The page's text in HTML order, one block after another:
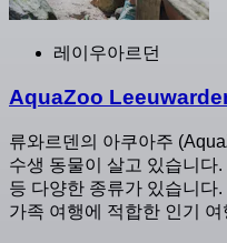
레이우아르던
AquaZoo
류와르덴의 아쿠아주
수생 동물이 살고 있습니다
등 다양한 종류가 있습니다
가족 여행에 적합한 인기